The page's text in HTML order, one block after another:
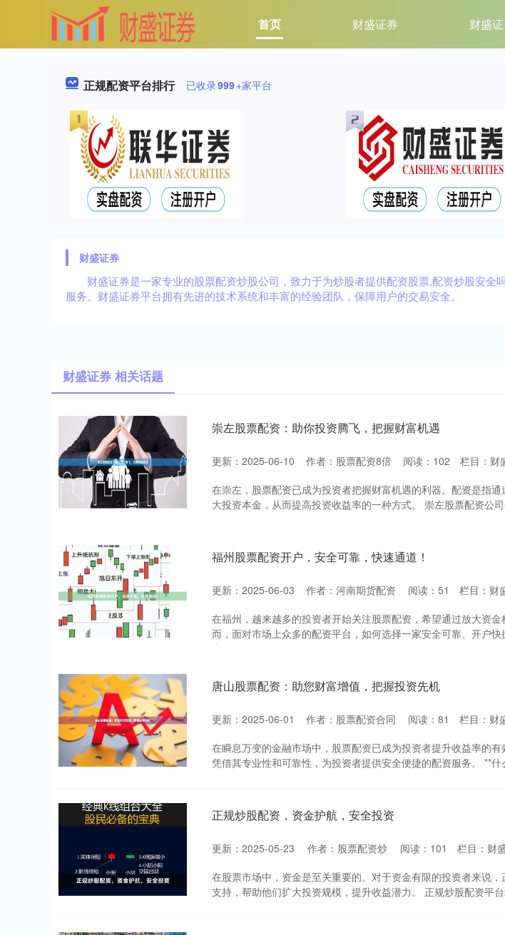
首页 财盛证券 财盛
正规配资平台排行 已收录999+家平台
财盛证券
财盛证券是一家专业的股票配资炒股公司，致力于为炒股者提供配资股票,配资炒股安
服务。财盛证券平台拥有先进的技术系统和丰富的经验团队，保障用户的交易安全。
财盛证券 相关话题
崇左股票配资：助你投资腾飞，把握财富机遇
更新：2025-06-10 作者：股票配资8倍 阅读： 102 栏目： 财
在崇左，股票配资已成为投资者把握财富机遇的利器。配资是指
大投资本金，从而提高投资收益率的一种方式。 崇左股票配资公
福州股票配资开户，安全可靠，快速通道！
更新：2025-06-03 作者：河南期货配资 阅读： 51 栏目： 财
在福州，越来越多的投资者开始关注股票配资，希望通过放大资
而，面对市场上众多的配资平台，如何选择一家安全可靠、开户
者....
唐山股票配资：助您财富增值，把握投资先机
更新：2025-06-01 作者：股票配资合同 阅读： 81 栏目： 财
在瞬息万变的金融市场中，股票配资已成为投资者提升收益率的
凭借其专业性和可靠性，为投资者提供安全便捷的配资服务。 **
正规炒股配资，资金护航，安全投资
更新：2025-05-23 作者：股票配资炒 阅读： 101 栏目： 财
在股票市场中，资金是至关重要的。对于资金有限的投资者来说
支持，帮助他们扩大投资规模，提升收益潜力。 正规炒股配资平